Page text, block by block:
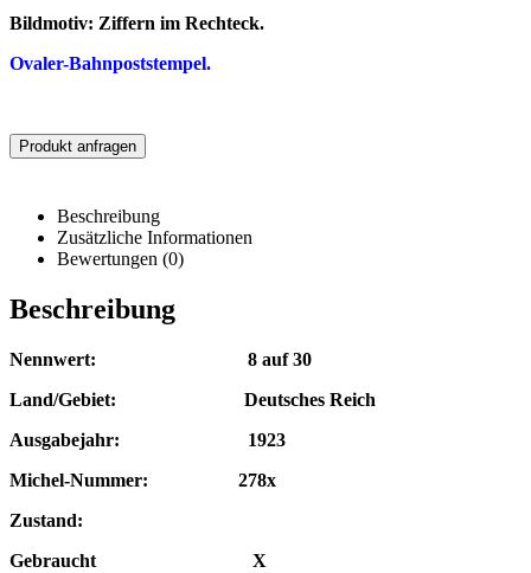
Bildmotiv: Ziffern im Rechteck.
Ovaler-Bahnpoststempel.
Produkt anfragen
Beschreibung
Zusätzliche Informationen
Bewertungen (0)
Beschreibung
Nennwert: 8 auf 30
Land/Gebiet: Deutsches Reich
Ausgabejahr: 1923
Michel-Nummer: 278x
Zustand:
Gebraucht X